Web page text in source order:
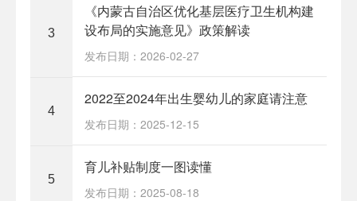
3
《内蒙古自治区优化基层医疗卫生机构建
设布局的实施意见》政策解读
发布日期：2026-02-27
4
2022至2024年出生婴幼儿的家庭请注意
发布日期：2025-12-15
5
育儿补贴制度一图读懂
发布日期：2025-08-18